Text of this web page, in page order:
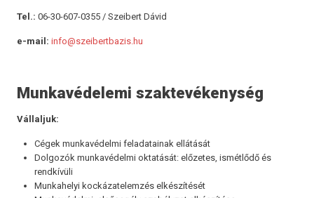
Tel.: 06-30-607-0355 / Szeibert Dávid
e-mail: info@szeibertbazis.hu
Munkavédelemi szaktevékenység
Vállaljuk:
Cégek munkavédelmi feladatainak ellátását
Dolgozók munkavédelmi oktatását: előzetes, ismétlődő és
rendkívüli
Munkahelyi kockázatelemzés elkészítését